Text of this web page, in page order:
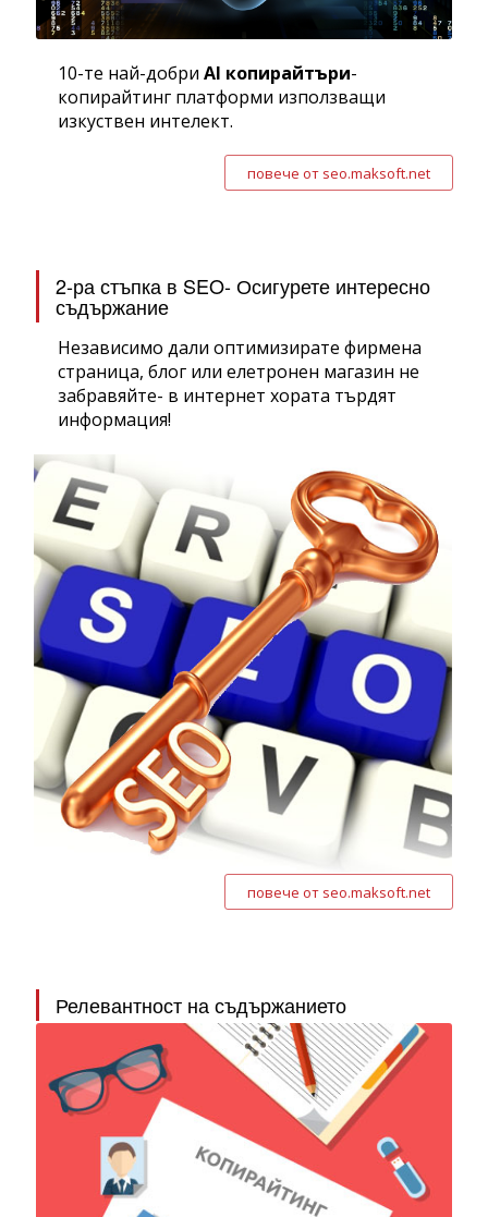
10-те най-добри AI копирайтъри-
копирайтинг платформи използващи
изкуствен интелект.
повече от seo.maksoft.net
2-ра стъпка в SEO- Осигурете интересно
съдържание
Независимо дали оптимизирате фирмена
страница, блог или елетронен магазин не
забравяйте- в интернет хората търдят
информация!
повече от seo.maksoft.net
Релевантност на съдържанието